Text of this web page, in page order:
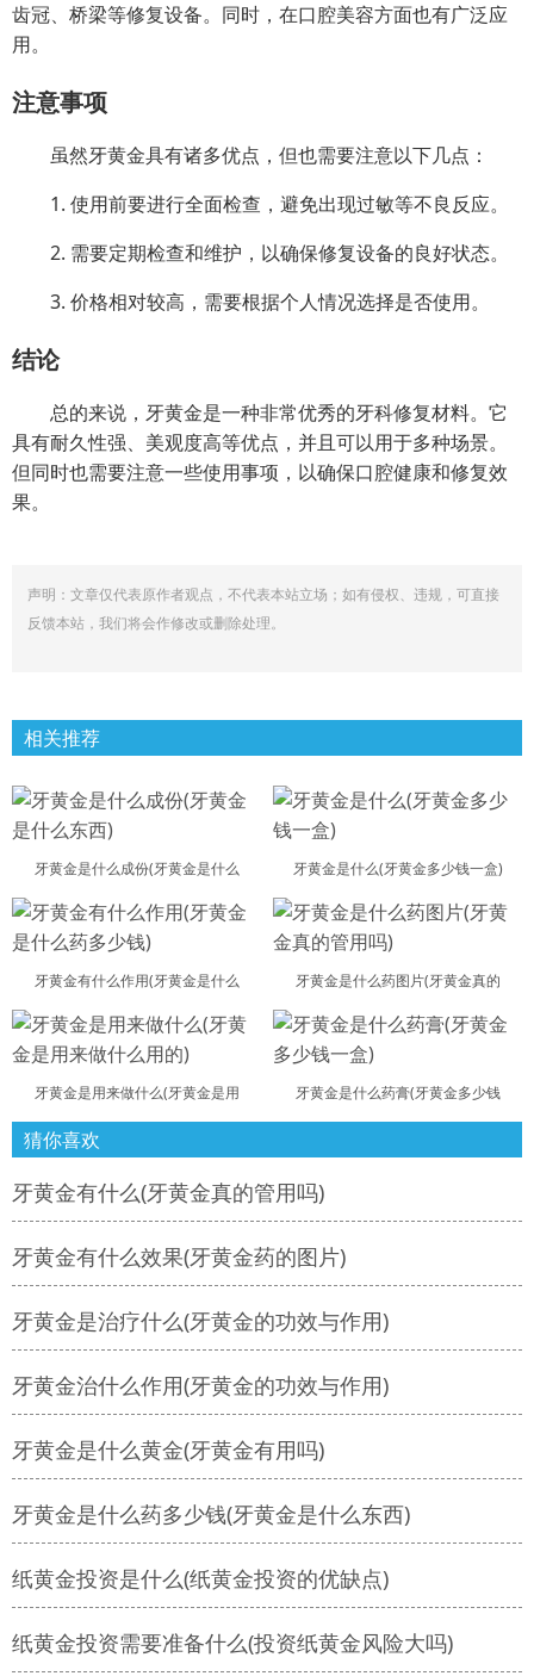
齿冠、桥梁等修复设备。同时，在口腔美容方面也有广泛应
用。
注意事项
虽然牙黄金具有诸多优点，但也需要注意以下几点：
1. 使用前要进行全面检查，避免出现过敏等不良反应。
2. 需要定期检查和维护，以确保修复设备的良好状态。
3. 价格相对较高，需要根据个人情况选择是否使用。
结论
总的来说，牙黄金是一种非常优秀的牙科修复材料。它
具有耐久性强、美观度高等优点，并且可以用于多种场景。
但同时也需要注意一些使用事项，以确保口腔健康和修复效
果。
声明：文章仅代表原作者观点，不代表本站立场；如有侵权、违规，可直接
反馈本站，我们将会作修改或删除处理。
相关推荐
牙黄金是什么成份(牙黄金是什么 牙黄金是什么(牙黄金多少钱一盒)
牙黄金有什么作用(牙黄金是什么 牙黄金是什么药图片(牙黄金真的
牙黄金是用来做什么(牙黄金是用 牙黄金是什么药膏(牙黄金多少钱
猜你喜欢
牙黄金有什么(牙黄金真的管用吗)
牙黄金有什么效果(牙黄金药的图片)
牙黄金是治疗什么(牙黄金的功效与作用)
牙黄金治什么作用(牙黄金的功效与作用)
牙黄金是什么黄金(牙黄金有用吗)
牙黄金是什么药多少钱(牙黄金是什么东西)
纸黄金投资是什么(纸黄金投资的优缺点)
纸黄金投资需要准备什么(投资纸黄金风险大吗)